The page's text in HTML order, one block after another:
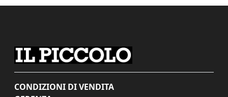
CONDIZIONI DI VENDITA